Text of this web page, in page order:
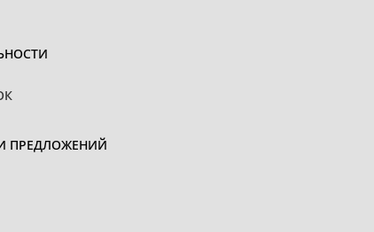
ПРЕДЛОЖЕНИЙ